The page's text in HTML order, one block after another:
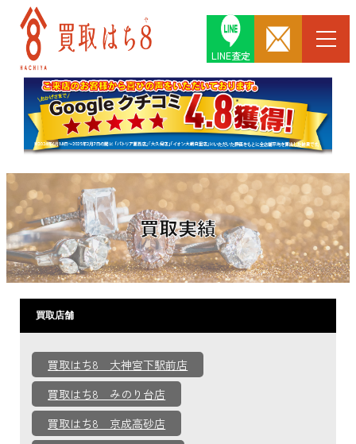
LINE査定
買取実績
買取店舗
買取はち8 大神宮下駅前店
買取はち8 みのり台店
買取はち8 京成高砂店